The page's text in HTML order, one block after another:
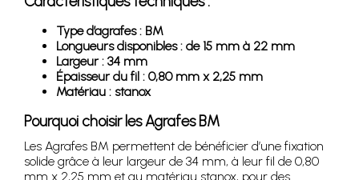
Type d’agrafes : BM
Longueurs disponibles : de 15 mm à 22 mm
Largeur : 34 mm
Épaisseur du fil : 0,80 mm x 2,25 mm
Matériau : stanox
Pourquoi choisir les Agrafes BM
Les Agrafes BM permettent de bénéficier d’une fixation
solide grâce à leur largeur de 34 mm, à leur fil de 0,80
mm x 2,25 mm et au matériau stanox, pour des